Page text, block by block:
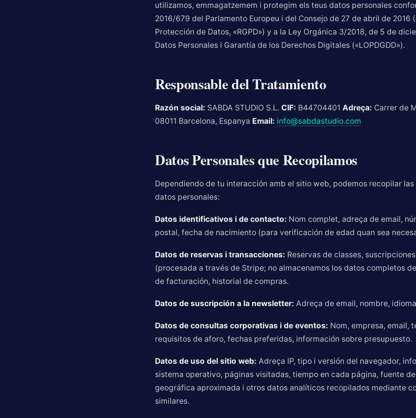
utilizamos, emmagatzemem i protegim els teus datos personales
2016/679 del Parlamento Europeu i del Consejo de 27 de abril de 2016
Protección de Datos, «RGPD») y a la Ley Orgánica 3/2018, de 5 de
Datos Personales i Garantía de los Derechos Digitales («LOPDGDD»).
Responsable del Tratamiento
Razón social: SABDA STUDIO S.L. CIF: B44704401 Adreça: Carrer de
08011 Barcelona, Espanya Email: info@sabdastudio.com
Datos Personales que Recopilamos
Dependiendo de tu interacción amb el sitio web, podemos recopilar
datos personales:
Datos identificativos i de contacto: Nom complet, adreça de email,
postal, fecha de nacimiento (para verificación de edad quan sea
Datos de reservas i transacciones: Reservas de classes,
(procesada a través de Stripe; no almacenamos los datos completos
de facturación, historial de compras.
Datos de suscripción a la newsletter: Adreça de email, nombre,
Datos de consultas corporativas i de eventos: Nom, empresa, email,
requisitos de aforo, fechas preferidas, información sobre presupuesto.
Datos de uso del sitio web: Adreça IP, tipo i versión del navegador,
sistema operativo, páginas visitadas, tiempo en cada página, fuente
geográfica aproximada i otros datos analíticos recopilados mediante
similares.